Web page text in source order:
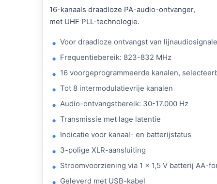
16-kanaals draadloze PA-audio-ontvanger,
met UHF PLL-technologie.
Voor draadloze ontvangst van
Frequentiebereik: 823-832 MHz
16 voorgeprogrammeerde kanalen,
Tot 8 intermodulatievrije kanalen
Audio-ontvangstbereik: 30-17.000 Hz
Transmissie met lage latentie
Indicatie voor kanaal- en batterijstatus
3-polige XLR-aansluiting
Stroomvoorziening via 1 x 1,5 V batterij AA-
Geleverd met USB-kabel